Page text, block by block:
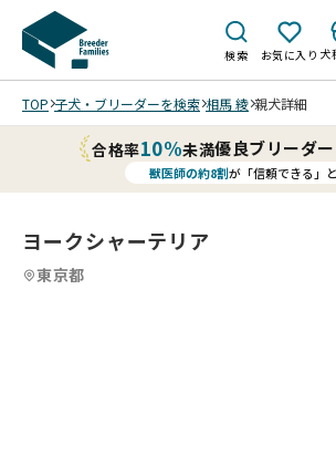
検索 お気に入り 犬
TOP 子犬・ブリーダーを検索 相馬 綾 親犬詳細
合格率10%未満優良ブリーダ
獣医師の約8割が「信頼できる」
ヨークシャーテリア
東京都